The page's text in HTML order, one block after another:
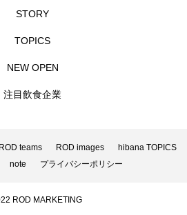
STORY
TOPICS
NEW OPEN
注目飲食企業
ROD teams ROD images
hibana TOPICS
note プライバシーポリシー
ROD MARKETING